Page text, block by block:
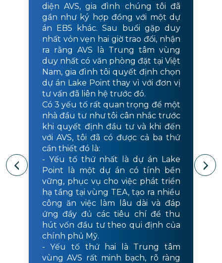
diện AVS, gia đình chúng tôi đã
gần như ký hợp đồng với một dự
án EB5 khác. Sau buổi gặp duy
nhất vỏn vẹn hai giờ trao đổi, nhận
ra rằng AVS là Trung tâm vùng
duy nhất có văn phòng đặt tại Việt
Nam, gia đình tôi quyết định chọn
dự án Lake Point thay vì với đơn vị
tư vấn đã liên hệ trước đó.
Có 3 yếu tố rất quan trọng để một
nhà đầu tư như tôi cân nhắc trước
khi quyết định đầu tư và khi đến
với AVS, tôi đã có được cả ba thứ
cần thiết đó là:
- Yếu tố thứ nhất là dự án Lake
Point là một dự án có tính bền
vững, phục vụ cho việc phát triển
hạ tầng tại vùng TEA, tạo ra nhiều
công ăn việc làm lâu dài và đáp
ứng đầy đủ các tiêu chí để thu
hút vốn đầu tư theo qui định của
chính phủ Mỹ.
- Yếu tố thứ hai là Trung tâm
vùng AVS rất minh bạch, rõ ràng